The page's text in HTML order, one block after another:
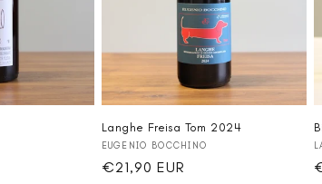
Langhe Freisa Tom 2024
Anbieter:
EUGENIO BOCCHINO
Normaler
€21,90 EUR